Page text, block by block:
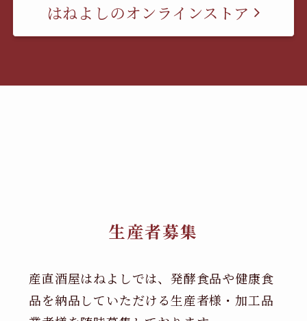
はねよしのオンラインストア
生産者募集
産直酒屋はねよしでは、発酵食品や健康食
品を納品していただける生産者様・加工品